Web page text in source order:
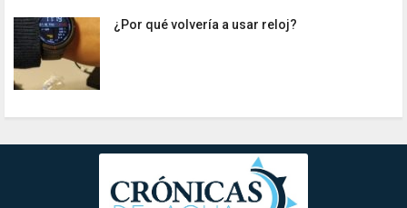
¿Por qué volvería a usar reloj?